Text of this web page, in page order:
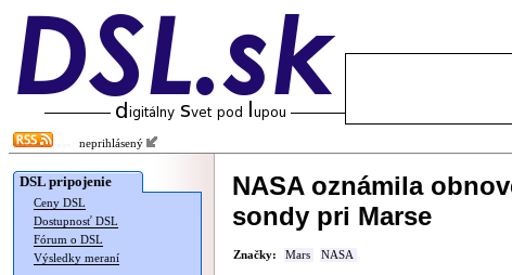
neprihlásený
DSL pripojenie
Ceny DSL
Dostupnosť DSL
Fórum o DSL
Výsledky meraní
NASA oznámila
sondy pri Marse
Značky: Mars NASA